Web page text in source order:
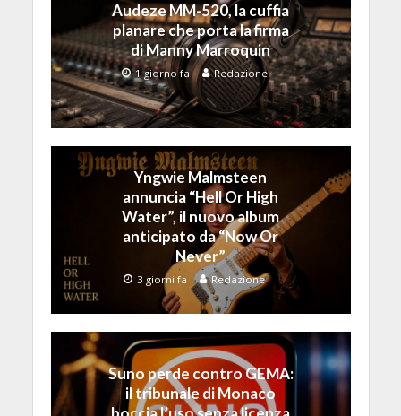
Audeze MM-520, la cuffia
planare che porta la firma
di Manny Marroquin
1 giorno fa Redazione
Yngwie Malmsteen
annuncia “Hell Or High
Water”, il nuovo album
anticipato da “Now Or
Never”
3 giorni fa Redazione
Suno perde contro GEMA:
il tribunale di Monaco